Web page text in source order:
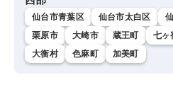
仙台市青葉区 仙台市太白区
栗原市
大崎市 蔵王町 七ヶ
大衡村
色麻町 加美町